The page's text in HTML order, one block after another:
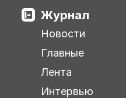
Журнал
Новости
Главные
Лента
Интервью